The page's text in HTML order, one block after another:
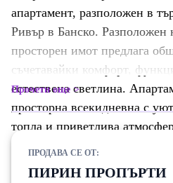
апартамент, разположен в
Ривър в Банско. Разположен
просторен имот предлага
съчетавайки комфорт,
естествена светлина.
просторна всекидневна с
топла и приветлива
Прочети още
ПРОДАВА СЕ ОТ:
ПИРИН ПРОПЪРТИ